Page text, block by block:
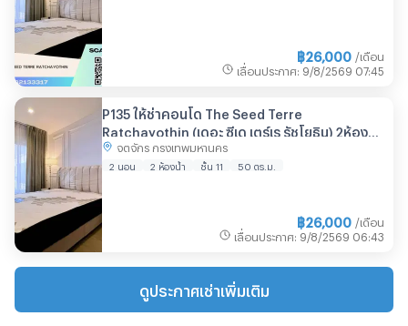
฿26,000 /เดือน
เลื่อนประกาศ : 9/8/2569 07:45
P135 ให้ช่าคอนโด The Seed Terre
Ratchayothin (เดอะ ซีเด เตร์เร รัชโยธิน) 2ห้อง
นอน ห้องตกแต่งสวยมาก ใกล้Bts เฟอร์ครบ
พร้อมเข้าอยู่
จตุจักร กรุงเทพมหานคร
2 นอน 2 ห้องน้ำ ชั้น 11 50 ตร.ม.
฿26,000 /เดือน
เลื่อนประกาศ : 9/8/2569 06:43
ดูประกาศเช่าเพิ่มเติม